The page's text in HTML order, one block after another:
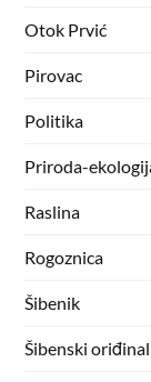
Otok Prvić
Pirovac
Politika
Priroda-
Raslina
Rogoznica
Šibenik
Šibenski